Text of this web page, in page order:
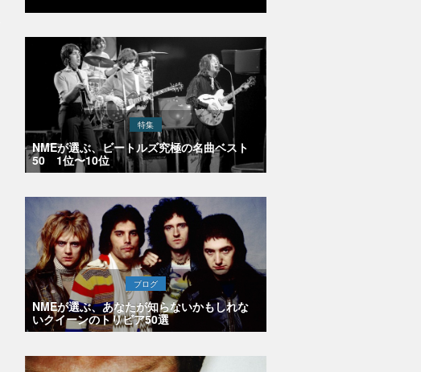
特集
NMEが選ぶ、ビートルズ究極の名曲ベスト
50 1位〜10位
ブログ
NMEが選ぶ、あなたが知らないかもしれな
いクイーンのトリビア50選